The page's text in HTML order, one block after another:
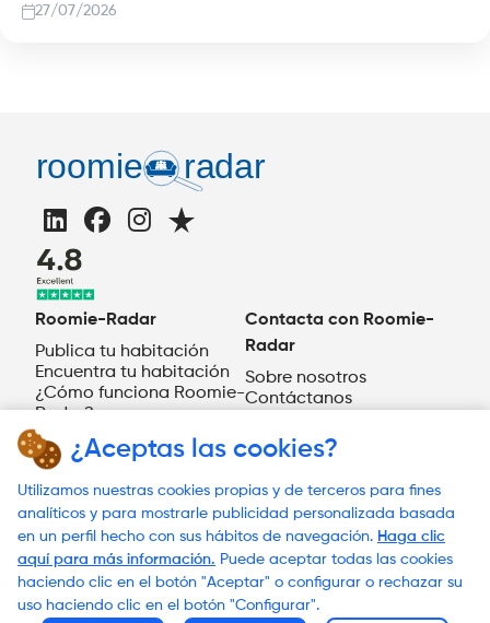
¿Aceptas las cookies?
Utilizamos nuestras cookies propias y de terceros para fines
analíticos y para mostrarle publicidad personalizada basada
en un perfil hecho con sus hábitos de navegación. Haga clic
aquí para más información. Puede aceptar todas las cookies
haciendo clic en el botón "Aceptar" o configurar o rechazar su
uso haciendo clic en el botón "Configurar".
27/07/2026
Roomie-Radar
Publica tu habitación
Encuentra tu habitación
¿Cómo funciona Roomie-
Radar?
Contacta con Roomie-
Radar
Sobre nosotros
Contáctanos
© 2023 Roomie-Radar
Términos y condiciones
Política de Cookies